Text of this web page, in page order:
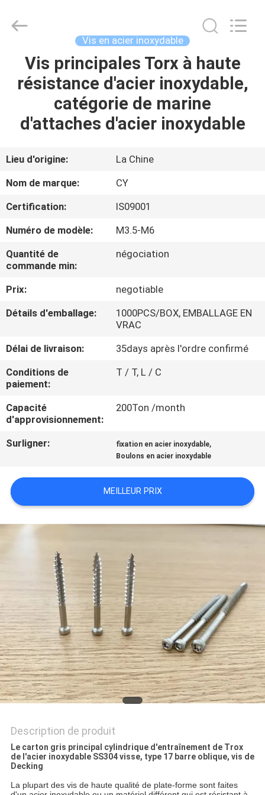
MAISON
PRODUITS
SUJET
DE
NOUS
VISITE
D'USINE
CONTRÔLE
DE
CONTACTEZ-
NOUS
NOUVELLES
CITATION
PRIVACY
POLICY
Chaoyi
Fastener.
Reserved.
Vis en acier inoxydable
Vis principales Torx à haute
résistance d'acier inoxydable,
catégorie de marine
d'attaches d'acier inoxydable
Lieu d'origine:
La Chine
Nom de marque:
CY
Certification:
IS09001
Numéro de modèle:
M3.5-M6
Quantité de
commande min:
négociation
Prix:
negotiable
Détails d'emballage:
1000PCS/BOX, EMBALLAGE EN
VRAC
Délai de livraison:
35days après l'ordre confirmé
Conditions de
paiement:
T / T, L / C
Capacité
d'approvisionnement:
200Ton /month
Surligner: fixation en acier inoxydable,
Boulons en acier inoxydable
MEILLEUR PRIX
Description de produit
Le carton gris principal cylindrique d'entraînement de Trox
de l'acier inoxydable SS304 visse, type 17 barre oblique, vis de
Decking
La plupart des vis de haute qualité de plate-forme sont faites